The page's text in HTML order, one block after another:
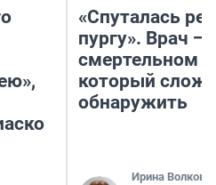
«Спуталась
пургу». Врач —
смертельном
который
обнаружить
Ирина Волкова